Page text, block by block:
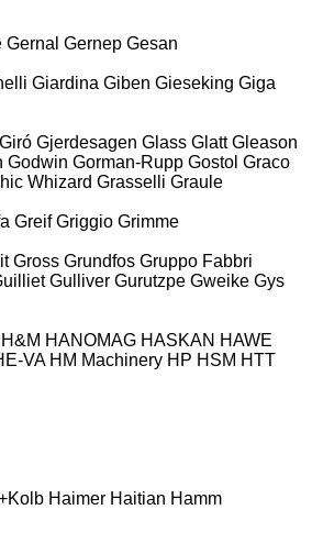
Gernal Gernep Gesan
Giardina Giben Gieseking Giga
Giró Gjerdesagen Glass Glatt Gleason
Godwin Gorman-Rupp Gostol Graco
Whizard Grasselli Graule
Greif Griggio Grimme
Gross Grundfos Gruppo Fabbri
Gulliver Gurutzpe Gweike Gys
H&M HANOMAG HASKAN HAWE
VA HM Machinery HP HSM HTT
Haimer Haitian Hamm